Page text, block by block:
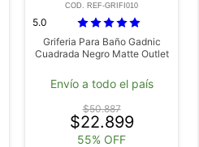
COD. REF-GRIFI010
5.0
Griferia Para Baño Gadnic
Cuadrada Negro Matte Outlet
Envío a todo el país
$50.887
$22.899
55% OFF